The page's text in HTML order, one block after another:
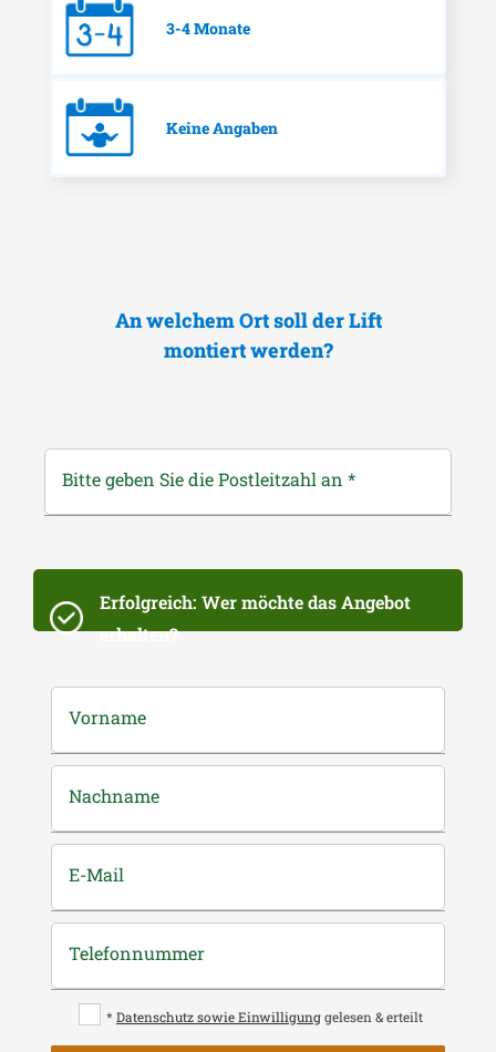
3-4 Monate
Keine Angaben
An welchem Ort soll der Lift
montiert werden?
Bitte geben Sie die Postleitzahl an *
Erfolgreich: Wer möchte das Angebot
erhalten?
Vorname
Nachname
E-Mail
Telefonnummer
* Datenschutz sowie Einwilligung gelesen & erteilt